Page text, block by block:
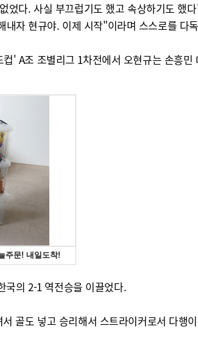
다. 사실 부끄럽기도 했고 속상하기도 했
자 현규야. 이제 시작"이라며 스스로를 다
' A조 조별리그 1차전에서 오현규는 손흥민
국의 2-1 역전승을 이끌었다.
골도 넣고 승리해서 스트라이커로서 다행